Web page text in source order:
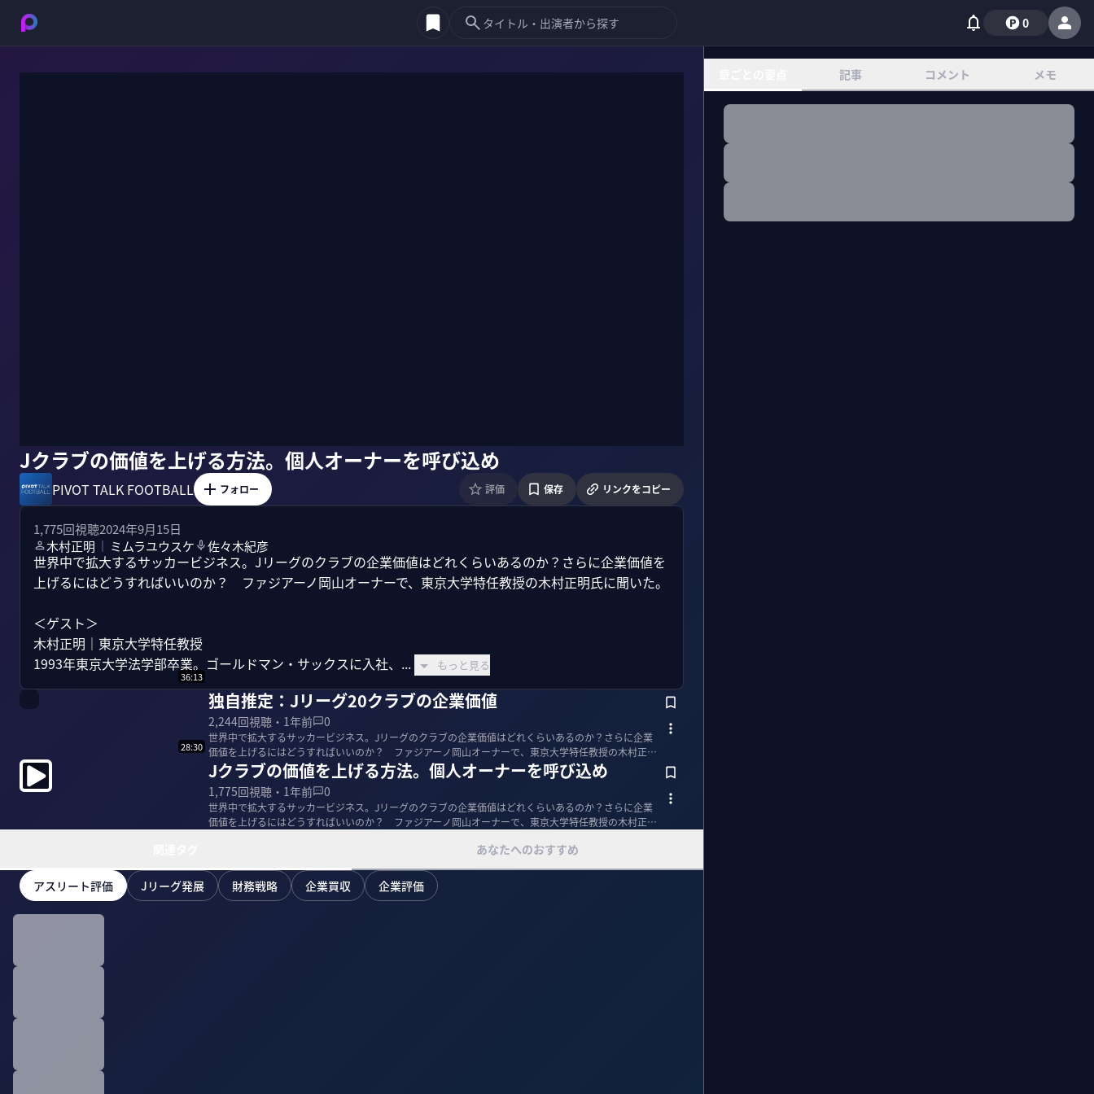
0
Jクラブの価値を上げる方法。個人オーナーを呼び込め
PIVOT TALK FOOTBALL フォロー 評価 保存 リンクをコピー
1,775回視聴2024年9月15日
木村正明 ｜ ミムラユウスケ 佐々木紀彦
世界中で拡大するサッカービジネス。Jリーグのクラブの企業価値はどれくらいあるのか？さらに企業価値を
上げるにはどうすればいいのか？　ファジアーノ岡山オーナーで、東京大学特任教授の木村正明氏に聞いた。
＜ゲスト＞
木村正明｜東京大学特任教授
1993年東京大学法学部卒業。ゴールドマン・サックスに入社、...
もっと見る
36:13
独自推定：Jリーグ20クラブの企業価値
2,244回視聴・ 1年前 0
世界中で拡大するサッカービジネス。Jリーグのクラブの企業価値はどれくらいあるのか？さらに企業
価値を上げるにはどうすればいいのか？ ファジアーノ岡山オーナーで、東京大学特任教授の木村正明
氏に聞いた。 ...
28:30
Jクラブの価値を上げる方法。個人オーナーを呼び込め
1,775回視聴・ 1年前 0
世界中で拡大するサッカービジネス。Jリーグのクラブの企業価値はどれくらいあるのか？さらに企業
価値を上げるにはどうすればいいのか？ ファジアーノ岡山オーナーで、東京大学特任教授の木村正明
あなたへのおすすめ
アスリート評価 Jリーグ発展 財務戦略 企業買収 企業評価
記事 コメント メモ